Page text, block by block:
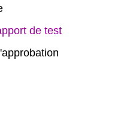
de test